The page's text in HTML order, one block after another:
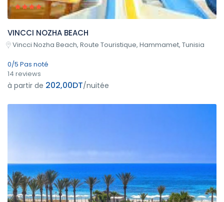
VINCCI NOZHA BEACH
Vincci Nozha Beach, Route Touristique, Hammamet, Tunisia
0/5 Pas noté
14 reviews
à partir de 202,00DT/nuitée